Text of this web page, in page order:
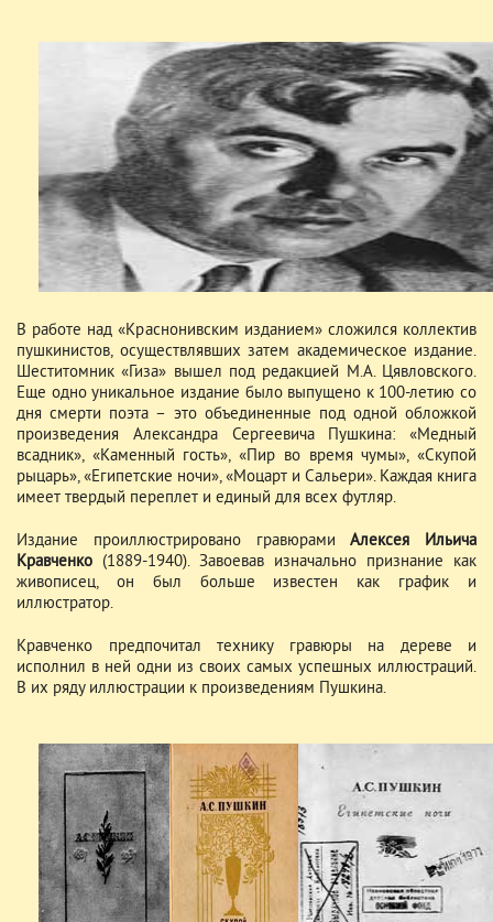
В работе над «Краснонивским изданием» сложился коллектив
пушкинистов, осуществлявших затем академическое издание.
Шеститомник «Гиза» вышел под редакцией М.А. Цявловского.
Еще одно уникальное издание было выпущено к 100-летию со
дня смерти поэта – это объединенные под одной обложкой
произведения Александра Сергеевича Пушкина: «Медный
всадник», «Каменный гость», «Пир во время чумы», «Скупой
рыцарь», «Египетские ночи», «Моцарт и Сальери». Каждая книга
имеет твердый переплет и единый для всех футляр.
Издание проиллюстрировано гравюрамиАлексея Ильича
Кравченко (1889-1940). Завоевав изначально признание как
живописец, он был больше известен как график и
иллюстратор.
Кравченко предпочитал технику гравюры на дереве и
исполнил в ней одни из своих самых успешных иллюстраций.
В их ряду иллюстрации к произведениям Пушкина.